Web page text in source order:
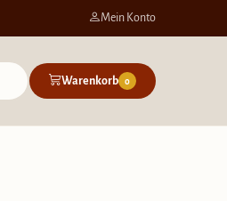
Mein Konto
Warenkorb 0